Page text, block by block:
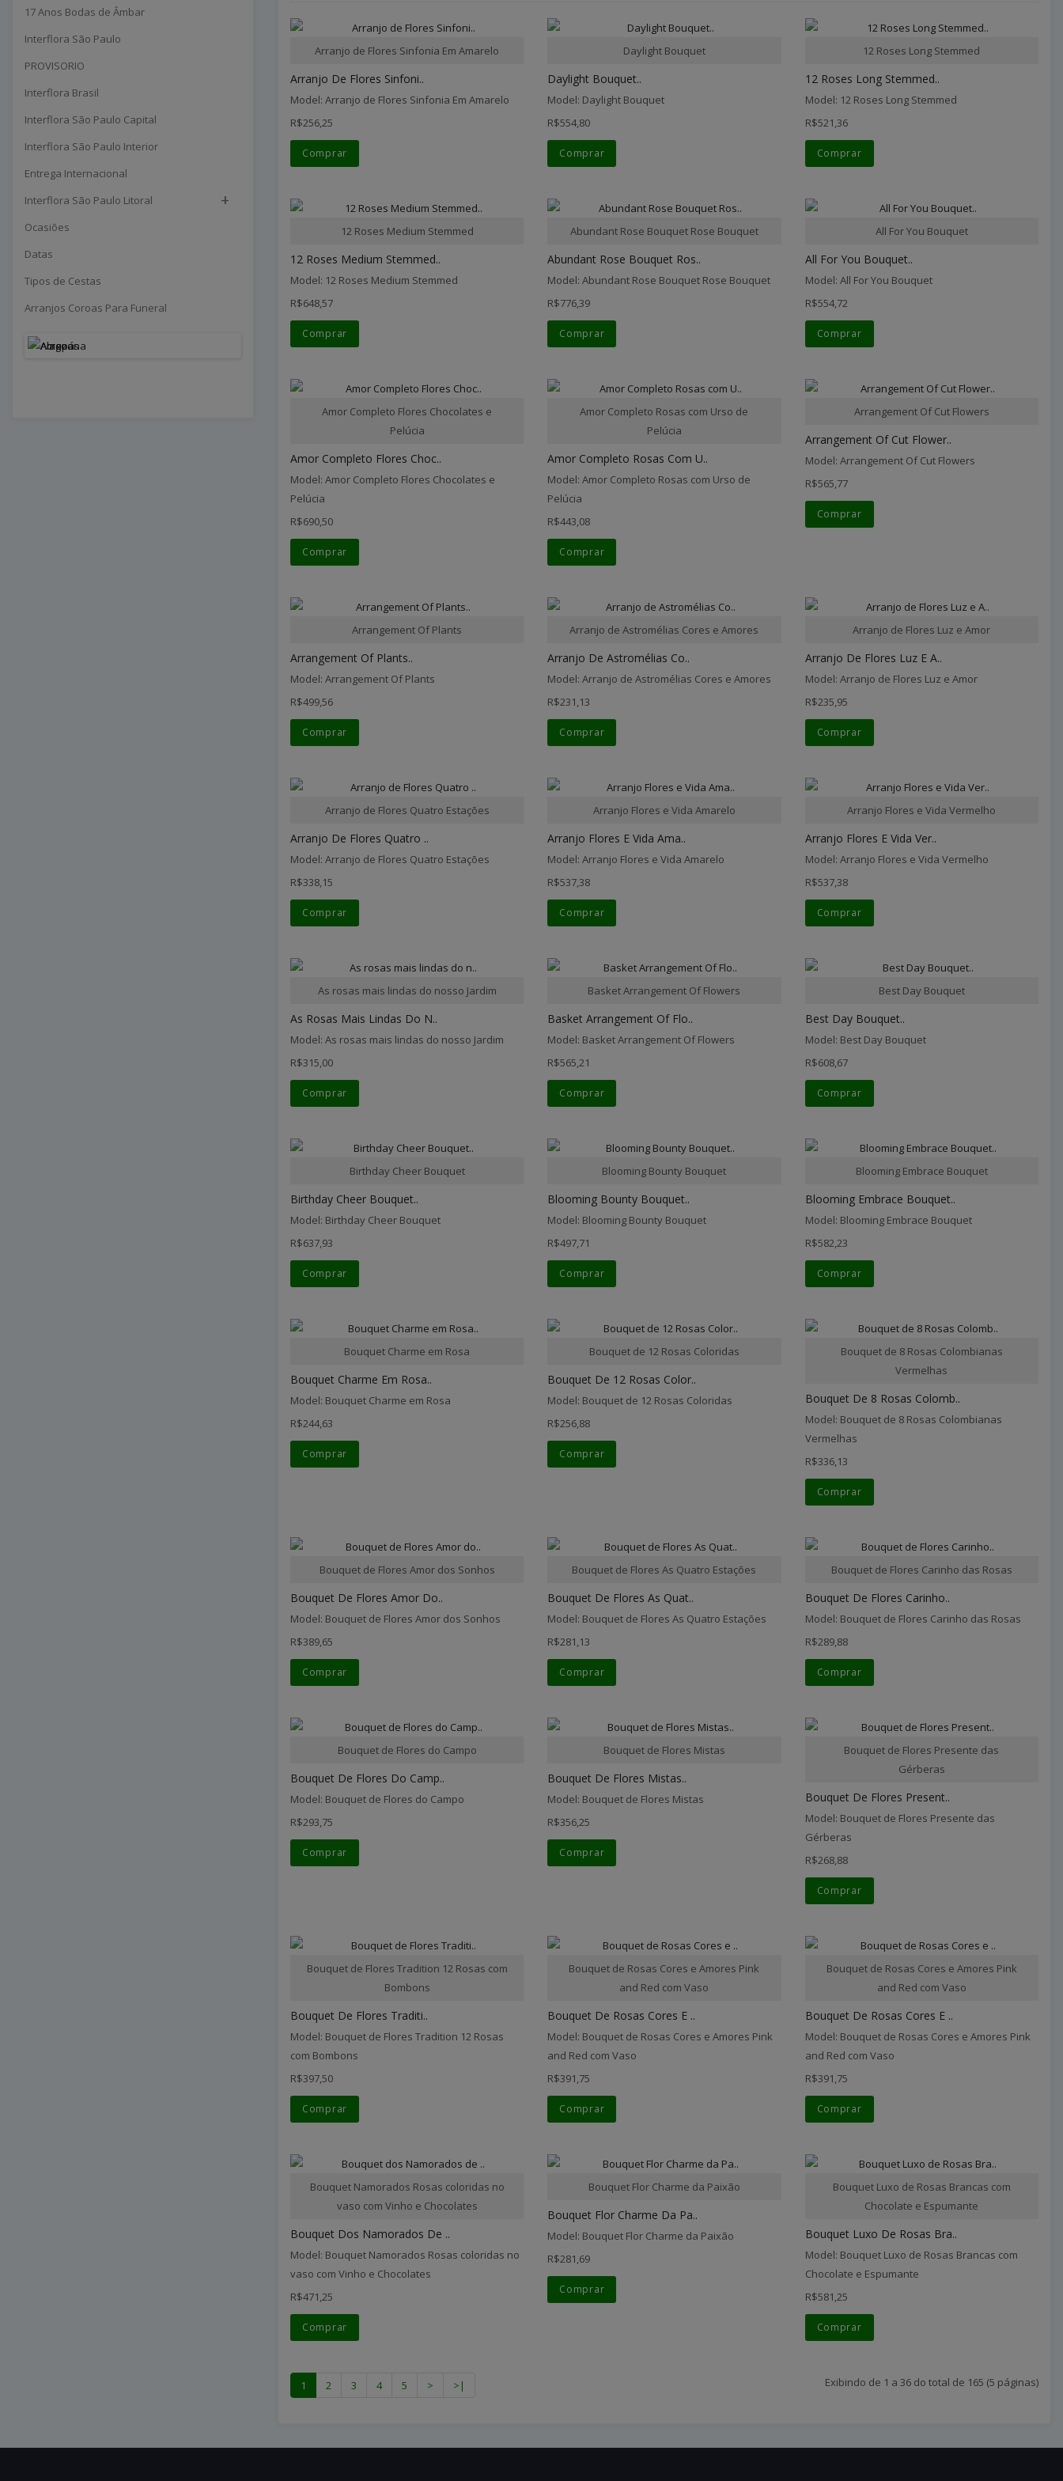
17 Anos Bodas de Âmbar
Interflora São Paulo
PROVISORIO
Interflora Brasil
Interflora São Paulo Capital
Interflora São Paulo Interior
Entrega Internacional
Interflora São Paulo Litoral
+
Ocasiões
Datas
Tipos de Cestas
Arranjos Coroas Para Funeral
Arranjo de Flores Sinfonia Em Amarelo
Arranjo De Flores Sinfoni..
Model: Arranjo de Flores Sinfonia Em Amarelo
R$256,25
Comprar
Daylight Bouquet
Daylight Bouquet..
Model: Daylight Bouquet
R$554,80
Comprar
12 Roses Long Stemmed
12 Roses Long Stemmed..
Model: 12 Roses Long Stemmed
R$521,36
Comprar
12 Roses Medium Stemmed
12 Roses Medium Stemmed..
Model: 12 Roses Medium Stemmed
R$648,57
Comprar
Abundant Rose Bouquet Rose Bouquet
Abundant Rose Bouquet Ros..
Model: Abundant Rose Bouquet Rose Bouquet
R$776,39
Comprar
All For You Bouquet
All For You Bouquet..
Model: All For You Bouquet
R$554,72
Comprar
Amor Completo Flores Chocolates e
Pelúcia
Amor Completo Flores Choc..
Model: Amor Completo Flores Chocolates e
Pelúcia
R$690,50
Comprar
Amor Completo Rosas com Urso de
Pelúcia
Amor Completo Rosas Com U..
Model: Amor Completo Rosas com Urso de
Pelúcia
R$443,08
Comprar
Arrangement Of Cut Flowers
Arrangement Of Cut Flower..
Model: Arrangement Of Cut Flowers
R$565,77
Comprar
Arrangement Of Plants
Arrangement Of Plants..
Model: Arrangement Of Plants
R$499,56
Comprar
Arranjo de Astromélias Cores e Amores
Arranjo De Astromélias Co..
Model: Arranjo de Astromélias Cores e Amores
R$231,13
Comprar
Arranjo de Flores Luz e Amor
Arranjo De Flores Luz E A..
Model: Arranjo de Flores Luz e Amor
R$235,95
Comprar
Arranjo de Flores Quatro Estações
Arranjo De Flores Quatro ..
Model: Arranjo de Flores Quatro Estações
R$338,15
Comprar
Arranjo Flores e Vida Amarelo
Arranjo Flores E Vida Ama..
Model: Arranjo Flores e Vida Amarelo
R$537,38
Comprar
Arranjo Flores e Vida Vermelho
Arranjo Flores E Vida Ver..
Model: Arranjo Flores e Vida Vermelho
R$537,38
Comprar
As rosas mais lindas do nosso Jardim
As Rosas Mais Lindas Do N..
Model: As rosas mais lindas do nosso Jardim
R$315,00
Comprar
Basket Arrangement Of Flowers
Basket Arrangement Of Flo..
Model: Basket Arrangement Of Flowers
R$565,21
Comprar
Best Day Bouquet
Best Day Bouquet..
Model: Best Day Bouquet
R$608,67
Comprar
Birthday Cheer Bouquet
Birthday Cheer Bouquet..
Model: Birthday Cheer Bouquet
R$637,93
Comprar
Blooming Bounty Bouquet
Blooming Bounty Bouquet..
Model: Blooming Bounty Bouquet
R$497,71
Comprar
Blooming Embrace Bouquet
Blooming Embrace Bouquet..
Model: Blooming Embrace Bouquet
R$582,23
Comprar
Bouquet Charme em Rosa
Bouquet Charme Em Rosa..
Model: Bouquet Charme em Rosa
R$244,63
Comprar
Bouquet de 12 Rosas Coloridas
Bouquet De 12 Rosas Color..
Model: Bouquet de 12 Rosas Coloridas
R$256,88
Comprar
Bouquet de 8 Rosas Colombianas
Vermelhas
Bouquet De 8 Rosas Colomb..
Model: Bouquet de 8 Rosas Colombianas
Vermelhas
R$336,13
Comprar
Bouquet de Flores Amor dos Sonhos
Bouquet De Flores Amor Do..
Model: Bouquet de Flores Amor dos Sonhos
R$389,65
Comprar
Bouquet de Flores As Quatro Estações
Bouquet De Flores As Quat..
Model: Bouquet de Flores As Quatro Estações
R$281,13
Comprar
Bouquet de Flores Carinho das Rosas
Bouquet De Flores Carinho..
Model: Bouquet de Flores Carinho das Rosas
R$289,88
Comprar
Bouquet de Flores do Campo
Bouquet De Flores Do Camp..
Model: Bouquet de Flores do Campo
R$293,75
Comprar
Bouquet de Flores Mistas
Bouquet De Flores Mistas..
Model: Bouquet de Flores Mistas
R$356,25
Comprar
Bouquet de Flores Presente das
Gérberas
Bouquet De Flores Present..
Model: Bouquet de Flores Presente das
Gérberas
R$268,88
Comprar
Bouquet de Flores Tradition 12 Rosas com
Bombons
Bouquet De Flores Traditi..
Model: Bouquet de Flores Tradition 12 Rosas
com Bombons
R$397,50
Comprar
Bouquet de Rosas Cores e Amores Pink
and Red com Vaso
Bouquet De Rosas Cores E ..
Model: Bouquet de Rosas Cores e Amores Pink
and Red com Vaso
R$391,75
Comprar
Bouquet de Rosas Cores e Amores Pink
and Red com Vaso
Bouquet De Rosas Cores E ..
Model: Bouquet de Rosas Cores e Amores Pink
and Red com Vaso
R$391,75
Comprar
Bouquet Namorados Rosas coloridas no
vaso com Vinho e Chocolates
Bouquet Dos Namorados De ..
Model: Bouquet Namorados Rosas coloridas no
vaso com Vinho e Chocolates
R$471,25
Comprar
Bouquet Flor Charme da Paixão
Bouquet Flor Charme Da Pa..
Model: Bouquet Flor Charme da Paixão
R$281,69
Comprar
Bouquet Luxo de Rosas Brancas com
Chocolate e Espumante
Bouquet Luxo De Rosas Bra..
Model: Bouquet Luxo de Rosas Brancas com
Chocolate e Espumante
R$581,25
Comprar
1 2 3 4 5 > >| Exibindo de 1 a 36 do total de 165 (5 páginas)